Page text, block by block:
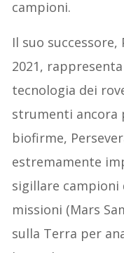
campioni.
Il suo
2021,
tecnologia dei
strumenti ancora
biofirme,
estremamente
sigillare campioni
missioni (Mars
sulla Terra per